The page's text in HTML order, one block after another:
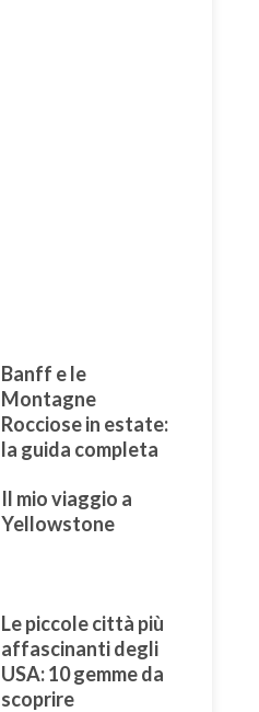
Banff e le
Montagne
Rocciose in estate:
la guida completa
Il mio viaggio a
Yellowstone
Le piccole città più
affascinanti degli
USA: 10 gemme da
scoprire